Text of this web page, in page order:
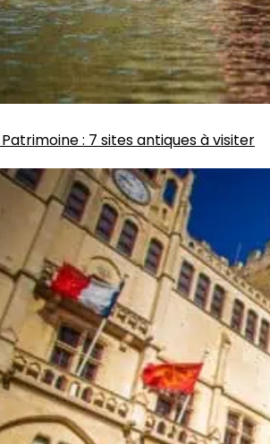
Patrimoine: 7 sites antiques à visiter